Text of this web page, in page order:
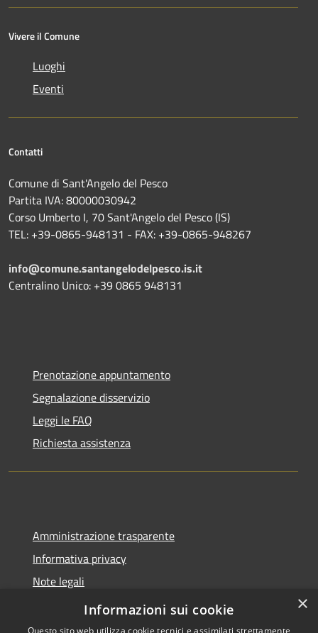
Vivere il Comune
Luoghi
Eventi
Contatti
Comune di Sant'Angelo del Pesco
Partita IVA: 80000030942
Corso Umberto I, 70 Sant'Angelo del Pesco (IS)
TEL: +39-0865-948131 - FAX: +39-0865-948267
info@comune.santangelodelpesco.is.it
Centralino Unico: +39 0865 948131
Prenotazione appuntamento
Segnalazione disservizio
Leggi le FAQ
Richiesta assistenza
Amministrazione trasparente
Informativa privacy
Note legali
Dichiarazione di accessibilità
×
Informazioni sui cookie
Questo sito web utilizza cookie tecnici e assimilati strettamente